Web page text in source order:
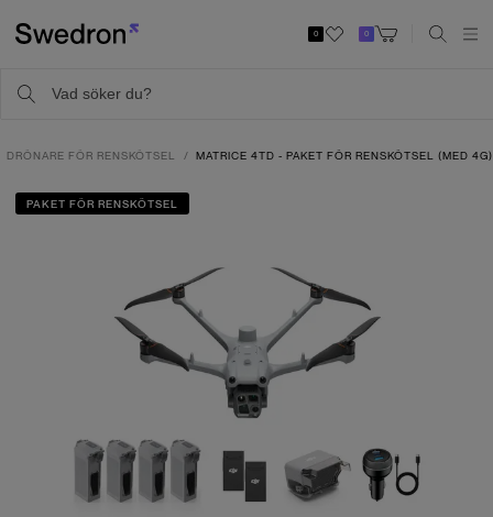
0 0
DRÖNARE FÖR RENSKÖTSEL MATRICE 4TD - PAKET FÖR RENSKÖTSEL (MED 4G)
PAKET FÖR RENSKÖTSEL